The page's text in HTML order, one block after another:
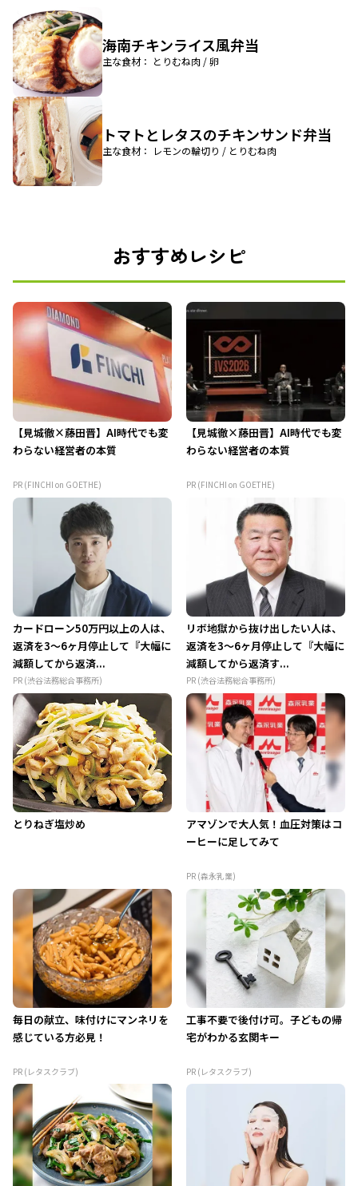
海南チキンライス風弁当
主な食材： とりむね肉 / 卵
トマトとレタスのチキンサンド弁当
主な食材： レモンの輪切り / とりむね肉
おすすめレシピ
【見城徹×藤田晋】AI時代でも変
わらない経営者の本質
PR (FINCHI on GOETHE)
【見城徹×藤田晋】AI時代でも変
わらない経営者の本質
PR (FINCHI on GOETHE)
カードローン50万円以上の人は、
返済を3～6ヶ月停止して『大幅に
減額してから返済...
PR (渋谷法務総合事務所)
リボ地獄から抜け出したい人は、
返済を3～6ヶ月停止して『大幅に
減額してから返済す...
PR (渋谷法務総合事務所)
とりねぎ塩炒め
アマゾンで大人気！血圧対策はコ
ーヒーに足してみて
PR (森永乳業)
毎日の献立、味付けにマンネリを
感じている方必見！
PR (レタスクラブ)
工事不要で後付け可。子どもの帰
宅がわかる玄関キー
PR (レタスクラブ)